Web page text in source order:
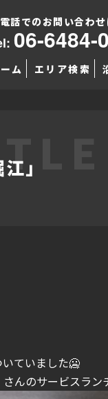
話でのお問い合わ
06-6484-
ム エリア検索
」
ていました🥶
んのサービスラ